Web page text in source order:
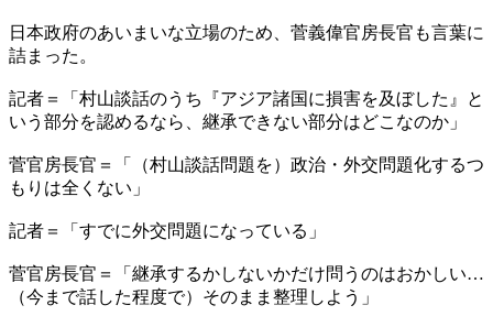
日本政府のあいまいな立場のため、菅義偉官房長官も言葉に
詰まった。
記者＝「村山談話のうち『アジア諸国に損害を及ぼした』と
いう部分を認めるなら、継承できない部分はどこなのか」
菅官房長官＝「（村山談話問題を）政治・外交問題化するつ
もりは全くない」
記者＝「すでに外交問題になっている」
菅官房長官＝「継承するかしないかだけ問うのはおかしい…
（今まで話した程度で）そのまま整理しよう」